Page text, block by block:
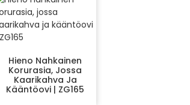
Hieno Nahkainen
Korurasia, Jossa
Kaarikahva Ja
Kääntöovi | ZG165